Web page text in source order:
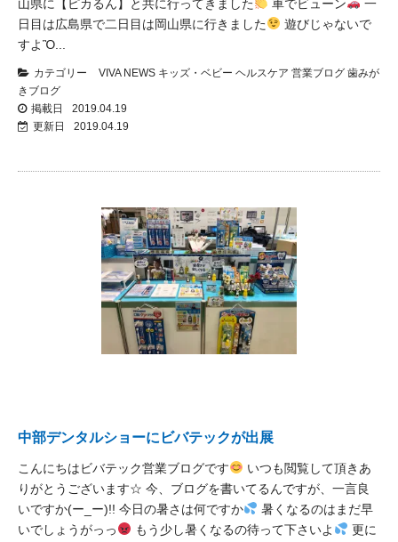
山県に【ピカるん】と共に行ってきました 車でビューン
一
日目は広島県で二日目は岡山県に行きました
遊びじゃないで
すよὊ...
カテゴリー VIVA NEWS キッズ・ベビー ヘルスケア 営業ブログ 歯みが
きブログ
掲載日
2019.04.19
更新日
2019.04.19
中部デンタルショーにビバテックが出展
こんにちはビバテック営業ブログです
いつも閲覧して頂きあ
りがとうございます☆ 今、ブログを書いてるんですが、一言良
いですか(ー_ー)!! 今日の暑さは何ですか
暑くなるのはまだ早
いでしょうがっっ
もう少し暑くなるの待って下さいよ
更に